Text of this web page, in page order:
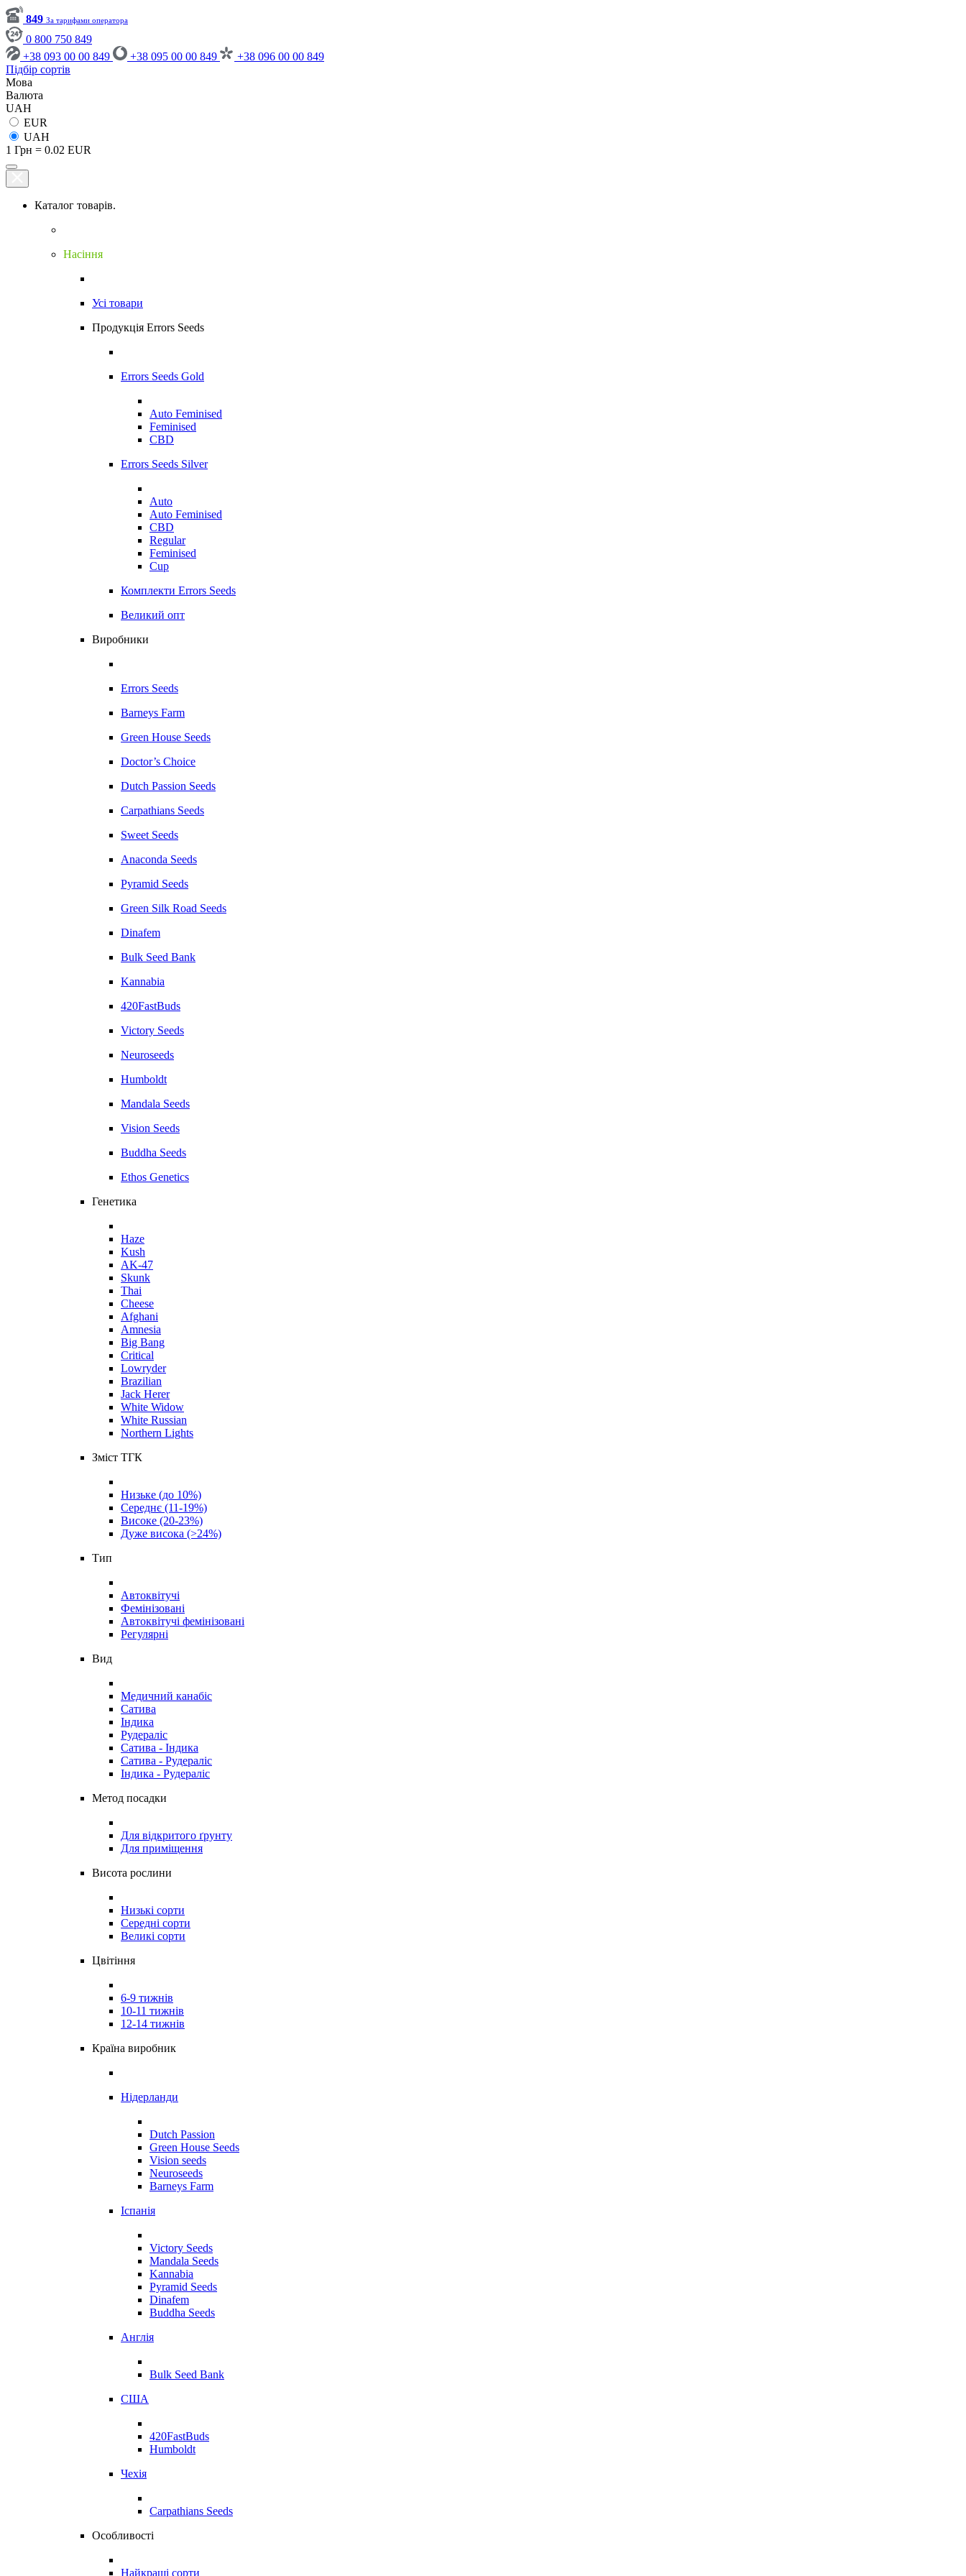
849 За тарифами оператора
0 800 750 849
+38 093 00 00 849
+38 095 00 00 849
+38 096 00 00 849
Підбір сортів
Мова
Валюта
UAH
EUR
UAH
1 Грн = 0.02 EUR
Каталог товарів.
Насіння
Усі товари
Продукція Errors Seeds
Errors Seeds Gold
Auto Feminised
Feminised
CBD
Errors Seeds Silver
Auto
Auto Feminised
CBD
Regular
Feminised
Cup
Комплекти Errors Seeds
Великий опт
Виробники
Errors Seeds
Barneys Farm
Green House Seeds
Doctor’s Choice
Dutch Passion Seeds
Carpathians Seeds
Sweet Seeds
Anaconda Seeds
Pyramid Seeds
Green Silk Road Seeds
Dinafem
Bulk Seed Bank
Kannabia
420FastBuds
Victory Seeds
Neuroseeds
Humboldt
Mandala Seeds
Vision Seeds
Buddha Seeds
Ethos Genetics
Генетика
Haze
Kush
AK-47
Skunk
Thai
Cheese
Afghani
Amnesia
Big Bang
Critical
Lowryder
Brazilian
Jack Herer
White Widow
White Russian
Northern Lights
Зміст ТГК
Низьке (до 10%)
Середнє (11-19%)
Високе (20-23%)
Дуже висока (>24%)
Тип
Автоквітучі
Фемінізовані
Автоквітучі фемінізовані
Регулярні
Вид
Медичний канабіс
Сатива
Індика
Рудераліс
Сатива - Індика
Сатива - Рудераліс
Індика - Рудераліс
Метод посадки
Для відкритого ґрунту
Для приміщення
Висота рослини
Низькі сорти
Середні сорти
Великі сорти
Цвітіння
6-9 тижнів
10-11 тижнів
12-14 тижнів
Країна виробник
Нідерланди
Dutch Passion
Green House Seeds
Vision seeds
Neuroseeds
Barneys Farm
Іспанія
Victory Seeds
Mandala Seeds
Kannabia
Pyramid Seeds
Dinafem
Buddha Seeds
Англія
Bulk Seed Bank
США
420FastBuds
Humboldt
Чехія
Carpathians Seeds
Особливості
Найкращі сорти